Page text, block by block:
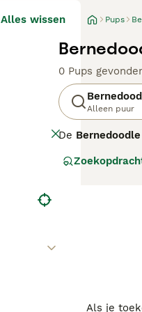
Alles wissen Pups
0 Pups
Alleen puur
De Bernedoodle
Bernedoodles
Bernedoodles
en F1b ouder,
ernstige)
Als je